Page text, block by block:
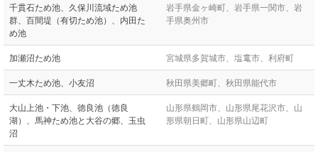
千貫石ため池、久保川流域ため池
群、百間堤（有切ため池）、内田た
め池
岩手県金ヶ崎町、岩手県一関市、岩
手県奥州市
加瀬沼ため池 宮城県多賀城市、塩竃市、利府町
一丈木ため池、小友沼 秋田県美郷町、秋田県能代市
大山上池・下池、徳良池（徳良
湖）、馬神ため池と大谷の郷、玉虫
沼
山形県鶴岡市、山形県尾花沢市、山
形県朝日町、山形県山辺町